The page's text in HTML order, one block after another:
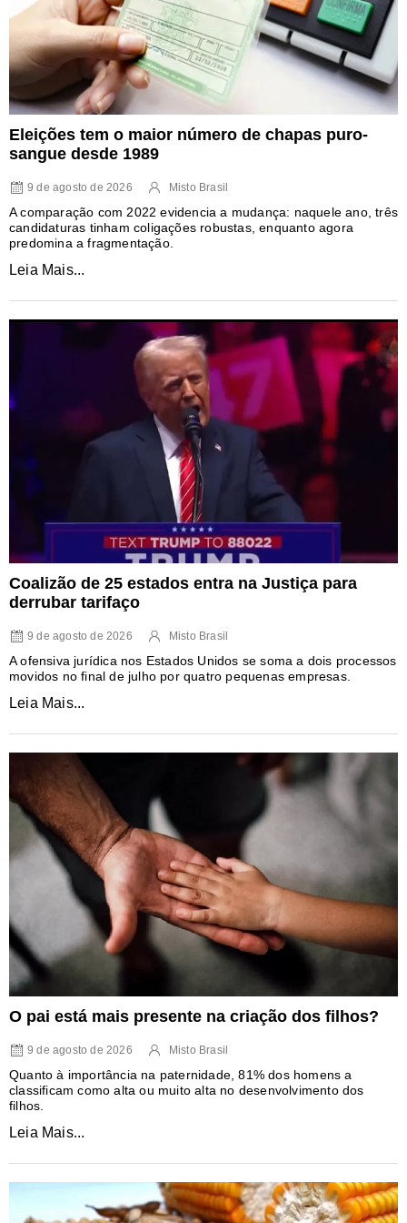
Eleições tem o maior número de chapas puro-
sangue desde 1989
9 de agosto de 2026 Misto Brasil
A comparação com 2022 evidencia a mudança: naquele ano, três
candidaturas tinham coligações robustas, enquanto agora
predomina a fragmentação.
Leia Mais...
Coalizão de 25 estados entra na Justiça para
derrubar tarifaço
9 de agosto de 2026 Misto Brasil
A ofensiva jurídica nos Estados Unidos se soma a dois processos
movidos no final de julho por quatro pequenas empresas.
Leia Mais...
O pai está mais presente na criação dos filhos?
9 de agosto de 2026 Misto Brasil
Quanto à importância na paternidade, 81% dos homens a
classificam como alta ou muito alta no desenvolvimento dos
filhos.
Leia Mais...